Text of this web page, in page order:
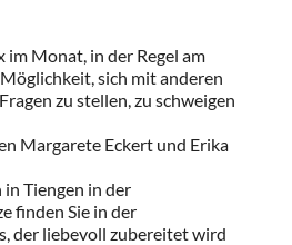
Monat, in der Regel am
sich mit anderen
zu stellen, zu schweigen
Margarete Eckert und Erika
Tiengen in der
finden Sie in der
der liebevoll zubereitet wird